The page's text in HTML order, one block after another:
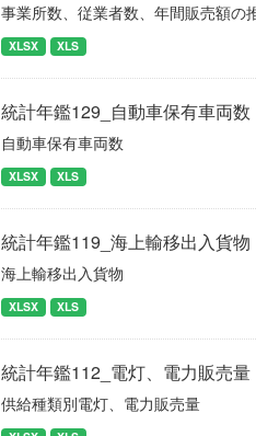
事業所数、従業者数、年間販売額の
XLSX XLS
統計年鑑129_自動車保有車両数
自動車保有車両数
XLSX XLS
統計年鑑119_海上輸移出入貨物
海上輸移出入貨物
XLSX XLS
統計年鑑112_電灯、電力販売量
供給種類別電灯、電力販売量